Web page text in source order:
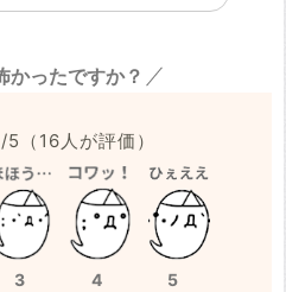
かったですか？
/5 （ 16人が評価）
3 4 5